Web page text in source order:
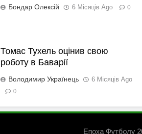
Бондар Олексій 6 Місяців Ago 0
Томас Тухель оцінив свою
роботу в Баварії
Володимир Українець 6 Місяців Ago
0
Епоха Футболу